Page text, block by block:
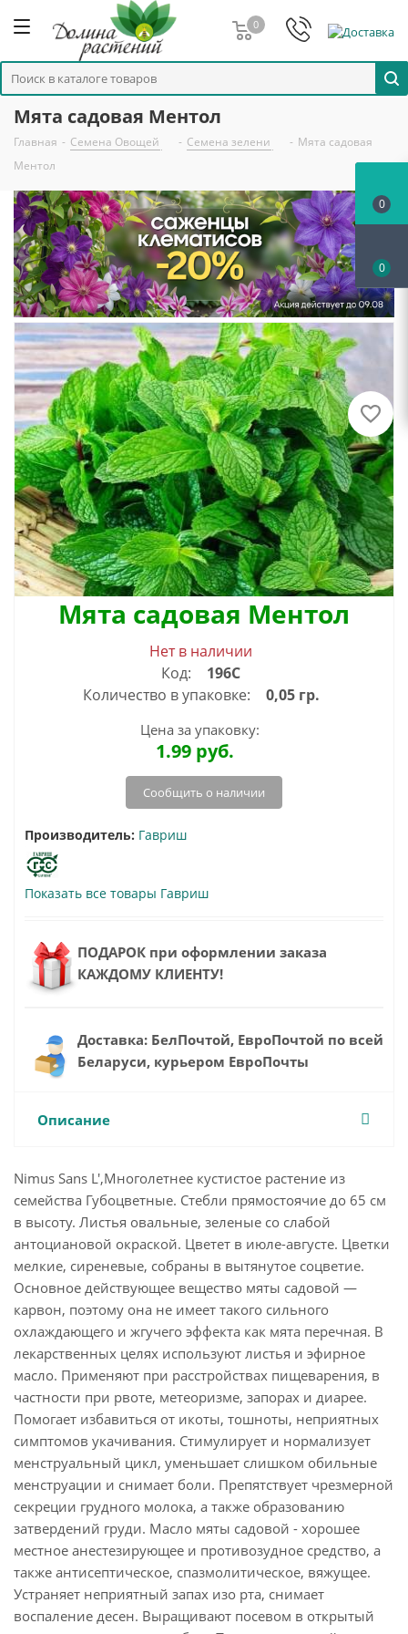
0
Мята садовая Ментол
Главная - Семена Овощей - Семена зелени - Мята садовая
Ментол
Мята садовая Ментол
Нет в наличии
Код:
196С
Количество в упаковке:
0,05 гр.
Цена за упаковку:
1.99 руб.
Сообщить о наличии
Производитель: Гавриш
Показать все товары Гавриш
ПОДАРОК при оформлении заказа
КАЖДОМУ КЛИЕНТУ!
Доставка: БелПочтой, ЕвроПочтой по всей
Беларуси, курьером ЕвроПочты
Описание
Nimus Sans L',Многолетнее кустистое растение из
семейства Губоцветные. Стебли прямостоячие до 65 см
в высоту. Листья овальные, зеленые со слабой
антоциановой окраской. Цветет в июле-августе. Цветки
мелкие, сиреневые, собраны в вытянутое соцветие.
Основное действующее вещество мяты садовой —
карвон, поэтому она не имеет такого сильного
охлаждающего и жгучего эффекта как мята перечная. В
лекарственных целях используют листья и эфирное
масло. Применяют при расстройствах пищеварения, в
частности при рвоте, метеоризме, запорах и диарее.
Помогает избавиться от икоты, тошноты, неприятных
симптомов укачивания. Стимулирует и нормализует
менструальный цикл, уменьшает слишком обильные
менструации и снимает боли. Препятствует чрезмерной
секреции грудного молока, а также образованию
затвердений груди. Масло мяты садовой - хорошее
местное анестезирующее и противозудное средство, а
также антисептическое, спазмолитическое, вяжущее.
Устраняет неприятный запах изо рта, снимает
воспаление десен. Выращивают посевом в открытый
0
0